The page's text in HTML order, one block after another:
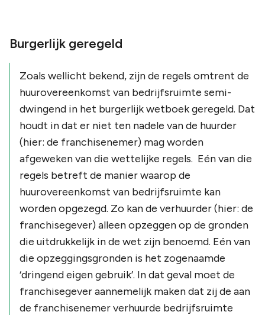
Burgerlijk geregeld
Zoals wellicht bekend, zijn de regels omtrent de
huurovereenkomst van bedrijfsruimte semi-
dwingend in het burgerlijk wetboek geregeld. Dat
houdt in dat er niet ten nadele van de huurder
(hier: de franchisenemer) mag worden
afgeweken van die wettelijke regels. Eén van die
regels betreft de manier waarop de
huurovereenkomst van bedrijfsruimte kan
worden opgezegd. Zo kan de verhuurder (hier: de
franchisegever) alleen opzeggen op de gronden
die uitdrukkelijk in de wet zijn benoemd. Eén van
die opzeggingsgronden is het zogenaamde
‘dringend eigen gebruik’. In dat geval moet de
franchisegever aannemelijk maken dat zij de aan
de franchisenemer verhuurde bedrijfsruimte